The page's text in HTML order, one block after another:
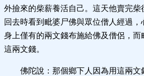
外撿來的柴薪養活自己。這天他賣完
回去時看到毗婆尸佛與眾位僧人經過
身上僅有的兩文錢布施給佛及僧侶，而
這兩文錢。
佛陀說：那個鄉下人因為用這兩文